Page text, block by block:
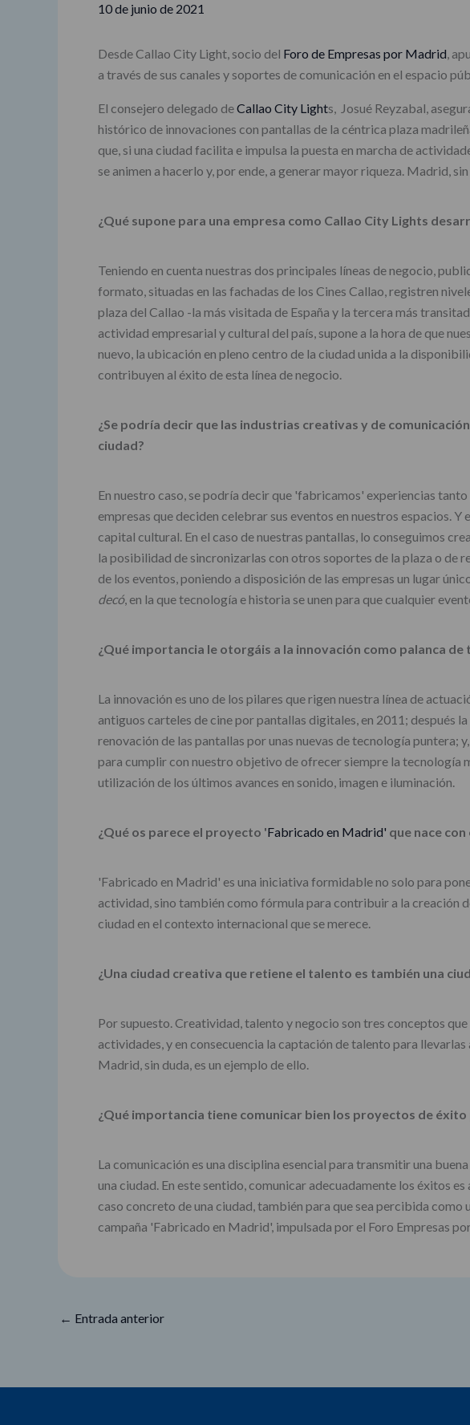
10 de junio de 2021
Desde Callao City Light, socio del Foro de Empresas por Madrid,
a través de sus canales y soportes de comunicación en el espacio
El consejero delegado deCallao City Lights, Josué Reyzabal,
histórico de innovaciones con pantallas de la céntrica plaza
que, si una ciudad facilita e impulsa la puesta en marcha de
se animen a hacerlo y, por ende, a generar mayor riqueza. Madrid,
¿Qué supone para una empresa como Callao City Lights
Teniendo en cuenta nuestras dos principales líneas de negocio,
formato, situadas en las fachadas de los Cines Callao, registren
plaza del Callao -la más visitada de España y la tercera más
actividad empresarial y cultural del país, supone a la hora de que
nuevo, la ubicación en pleno centro de la ciudad unida a la
contribuyen al éxito de esta línea de negocio.
¿Se podría decir que las industrias creativas y de
ciudad?
En nuestro caso, se podría decir que 'fabricamos' experiencias
empresas que deciden celebrar sus eventos en nuestros espacios.
capital cultural. En el caso de nuestras pantallas, lo conseguimos
la posibilidad de sincronizarlas con otros soportes de la plaza o de
de los eventos, poniendo a disposición de las empresas un lugar
decó, en la que tecnología e historia se unen para que cualquier
¿Qué importancia le otorgáis a la innovación como palanca
La innovación es uno de los pilares que rigen nuestra línea de
antiguos carteles de cine por pantallas digitales, en 2011; después
renovación de las pantallas por unas nuevas de tecnología puntera;
para cumplir con nuestro objetivo de ofrecer siempre la tecnología
utilización de los últimos avances en sonido, imagen e iluminación.
¿Qué os parece el proyecto 'Fabricado en Madrid' que nace
'Fabricado en Madrid' es una iniciativa formidable no solo para
actividad, sino también como fórmula para contribuir a la creación
ciudad en el contexto internacional que se merece.
¿Una ciudad creativa que retiene el talento es también una
Por supuesto. Creatividad, talento y negocio son tres conceptos
actividades, y en consecuencia la captación de talento para
Madrid, sin duda, es un ejemplo de ello.
¿Qué importancia tiene comunicar bien los proyectos de
La comunicación es una disciplina esencial para transmitir una
una ciudad. En este sentido, comunicar adecuadamente los éxitos
caso concreto de una ciudad, también para que sea percibida
campaña 'Fabricado en Madrid', impulsada por el Foro Empresas
← Entrada anterior